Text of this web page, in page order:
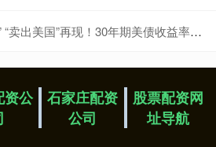
年期美债收益率突破5% 金价拉升 美国已失去“最后一个AAA评级”
资公
石家庄配资
公司
股票配资网
址导航